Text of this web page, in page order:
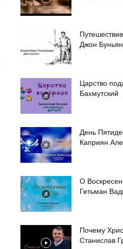
Джон Буньян
Царство
Бахмутский
День
Каприян
О
Гетьман
Почему
Станислав